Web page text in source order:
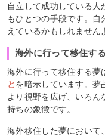
自立して成功している
もひとつの手段です。
えているかもしれません
海外に行って移住す
海外に行って移住する夢
とを暗示しています。夢
より視野を広げ、いろ
持ちの象徴です。
海外移住した夢において